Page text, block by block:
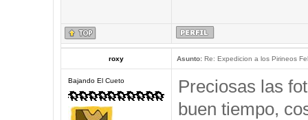
roxy Asunto:Re: Expedicion a los Pirineos
Bajando El Cueto
Preciosas las
buen tiempo,